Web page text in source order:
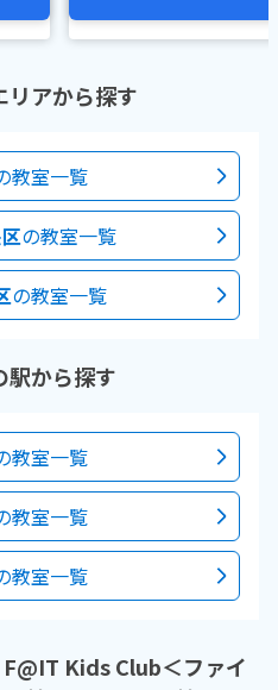
リアから探す
教室一覧
の教室一覧
の教室一覧
駅から探す
教室一覧
教室一覧
教室一覧
Kids Club＜ファイ